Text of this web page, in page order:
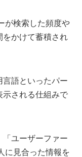
が検索した頻度や
をかけて蓄積され
言語といったパー
示される仕組みで
「ユーザーファー
に見合った情報を